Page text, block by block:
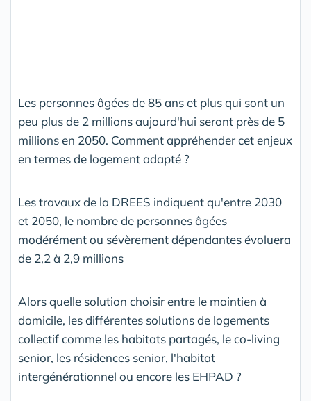
Les personnes âgées de 85 ans et plus qui sont un
peu plus de 2 millions aujourd'hui seront près de 5
millions en 2050. Comment appréhender cet enjeux
en termes de logement adapté ?
Les travaux de la DREES indiquent qu'entre 2030
et 2050, le nombre de personnes âgées
modérément ou sévèrement dépendantes évoluera
de 2,2 à 2,9 millions
Alors quelle solution choisir entre le maintien à
domicile, les différentes solutions de logements
collectif comme les habitats partagés, le co-living
senior, les résidences senior, l'habitat
intergénérationnel ou encore les EHPAD ?